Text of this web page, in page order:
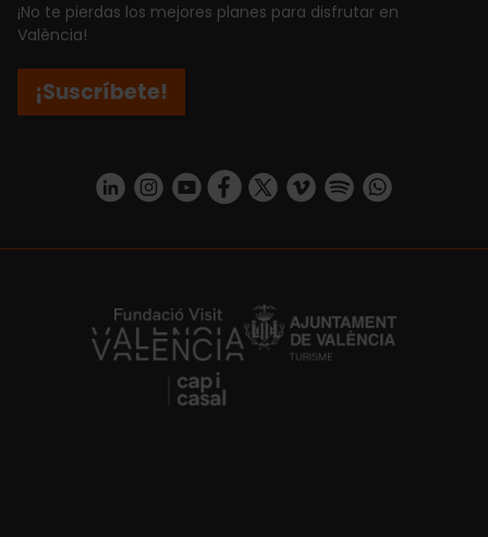
¡No te pierdas los mejores planes para disfrutar en
València!
¡Suscríbete!
https://www.linkedin.com/company/turismo-valencia/mycompany/
https://www.instagram.com/visit_valencia/
https://www.youtube.com/user/
https://www.facebook.com/
https://twitter.com/
https://vimeo.com/
https://https://api.whatsapp.com/
https://fundacion.visitvalencia.com/